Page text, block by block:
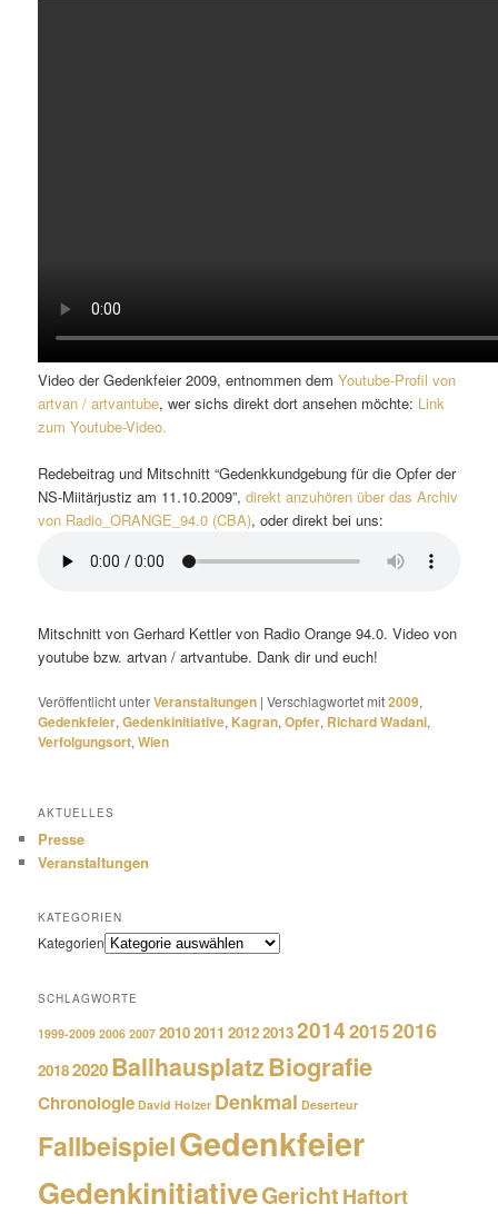
Video der Gedenkfeier 2009, entnommen demYoutube-Profil von
artvan / artvantube, wer sichs direkt dort ansehen möchte: Link
zum Youtube-Video.
Redebeitrag und Mitschnitt “Gedenkkundgebung für die Opfer der
NS-Miitärjustiz am 11.10.2009”,direkt anzuhören über das Archiv
von Radio_ORANGE_94.0 (CBA), oder direkt bei uns:
Mitschnitt von Gerhard Kettler von Radio Orange 94.0. Video von
youtube bzw. artvan / artvantube. Dank dir und euch!
Veröffentlicht unterVeranstaltungen |Verschlagwortet mit2009,
Gedenkfeier,Gedenkinitiative, Kagran,Opfer, Richard Wadani,
Verfolgungsort,Wien
AKTUELLES
Presse
Veranstaltungen
KATEGORIEN
Kategorien
SCHLAGWORTE
1999-2009 2006 2007 20102011 20122013201420152016
20182020BallhausplatzBiografie
Chronologie David Holzer Denkmal Deserteur
FallbeispielGedenkfeier
GedenkinitiativeGerichtHaftort